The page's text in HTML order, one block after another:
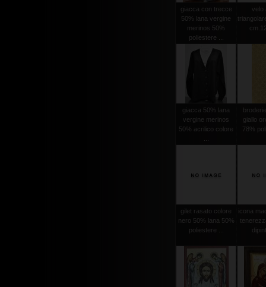
giacca con trecce
50% lana vergine
merinos 50%
poliestere ...
velo
giacca 50% lana
vergine merinos
50% acrilico colore
giallo
78%
gilet rasato colore
nero 50% lana 50%
poliestere ...
icona